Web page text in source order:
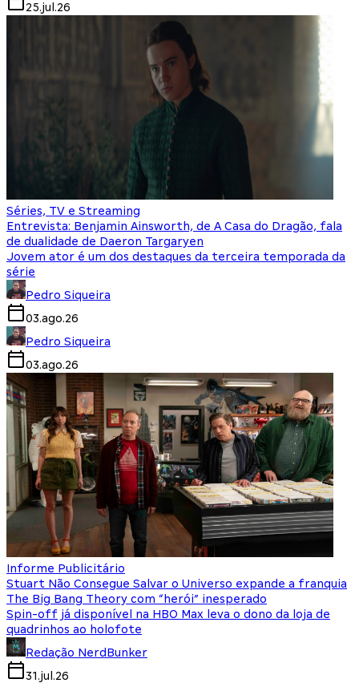
25.jul.26
Séries, TV e Streaming
Entrevista: Benjamin Ainsworth, de A Casa do Dragão, fala
de dualidade de Daeron Targaryen
Jovem ator é um dos destaques da terceira temporada da
série
Pedro Siqueira
03.ago.26
Pedro Siqueira
03.ago.26
Informe Publicitário
Stuart Não Consegue Salvar o Universo expande a franquia
The Big Bang Theory com “herói” inesperado
Spin-off já disponível na HBO Max leva o dono da loja de
quadrinhos ao holofote
Redação NerdBunker
31.jul.26